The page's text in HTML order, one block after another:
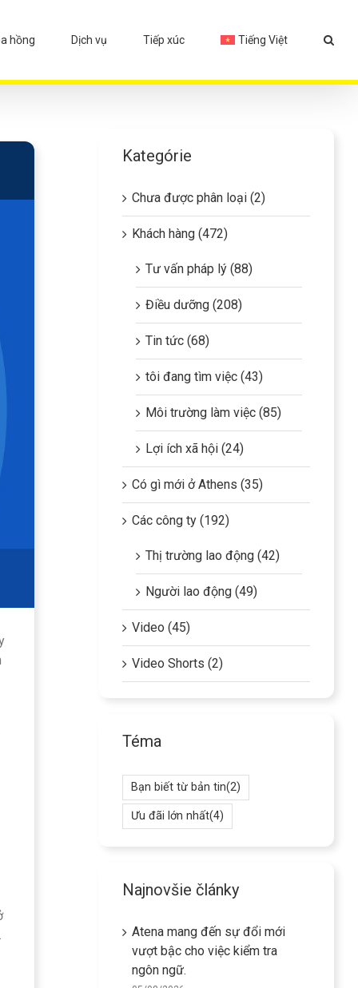
hồng Dịch vụ Tiếp xúc Tiếng Việt
Kategórie
Chưa được phân loại (2)
Khách hàng (472)
Tư vấn pháp lý (88)
Điều dưỡng (208)
Tin tức (68)
tôi đang tìm việc (43)
Môi trường làm việc (85)
Lợi ích xã hội (24)
Có gì mới ở Athens (35)
Các công ty (192)
Thị trường lao động (42)
Người lao động (49)
Video (45)
Video Shorts (2)
Téma
Bạn biết từ bản tin(2)
Ưu đãi lớn nhất(4)
Najnovšie články
Atena mang đến sự đổi mới
vượt bậc cho việc kiểm tra
ngôn ngữ.